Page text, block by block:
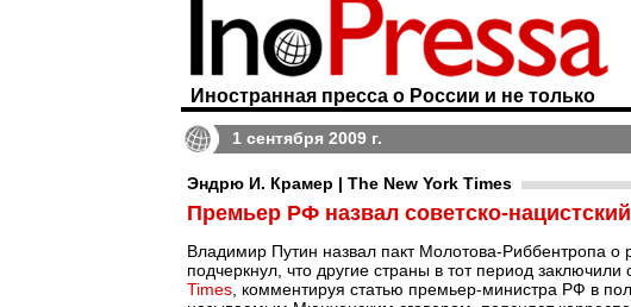
Иностранная пресса о России и не только
1 сентября 2009 г.
Эндрю И. Крамер | The New York Times
Премьер РФ назвал советско-
Владимир Путин назвал пакт Молотова-Риббентропа
подчеркнул, что другие страны в тот период
Times , комментируя статью премьер-министра РФ в